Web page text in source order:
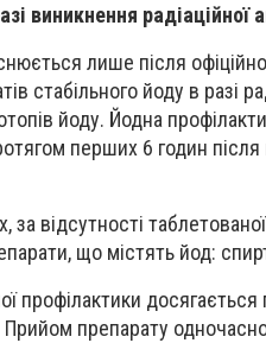
виникнення радіаційної
лише після
стабільного йоду в разі
йоду. Йодна
перших 6 годин
за відсутності
що містять йод:
профілактики
Прийом препарату